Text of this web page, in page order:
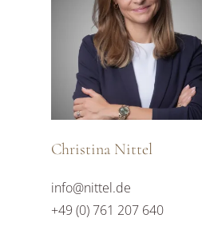
Christina Nittel
info@nittel.de
+49 (0) 761 207 640